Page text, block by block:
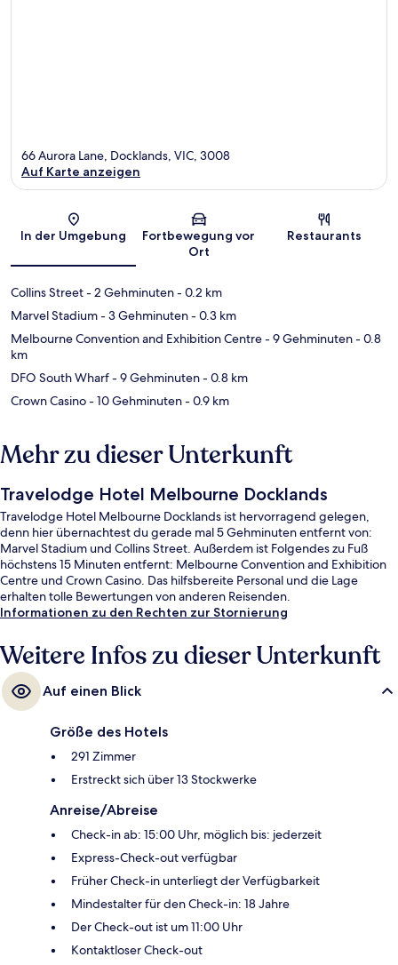
Karte
66 Aurora Lane, Docklands, VIC, 3008
Auf Karte anzeigen
In der Umgebung
Fortbewegung vor
Ort
Restaurants
Collins Street- 2 Gehminuten- 0.2 km
Marvel Stadium- 3 Gehminuten- 0.3 km
Melbourne Convention and Exhibition Centre- 9 Gehminuten- 0.8
km
DFO South Wharf- 9 Gehminuten- 0.8 km
Crown Casino- 10 Gehminuten- 0.9 km
Mehr zu dieser Unterkunft
Travelodge Hotel Melbourne Docklands
Travelodge Hotel Melbourne Docklands ist hervorragend gelegen,
denn hier übernachtest du gerade mal 5 Gehminuten entfernt von:
Marvel Stadium und Collins Street. Außerdem ist Folgendes zu Fuß
höchstens 15 Minuten entfernt: Melbourne Convention and Exhibition
Centre und Crown Casino. Das hilfsbereite Personal und die Lage
erhalten tolle Bewertungen von anderen Reisenden.
Informationen zu den Rechten zur Stornierung
Weitere Infos zu dieser Unterkunft
Auf einen Blick
Größe des Hotels
291 Zimmer
Erstreckt sich über 13 Stockwerke
Anreise/Abreise
Check-in ab: 15:00 Uhr, möglich bis: jederzeit
Express-Check-out verfügbar
Früher Check-in unterliegt der Verfügbarkeit
Mindestalter für den Check-in: 18 Jahre
Der Check-out ist um 11:00 Uhr
Kontaktloser Check-out